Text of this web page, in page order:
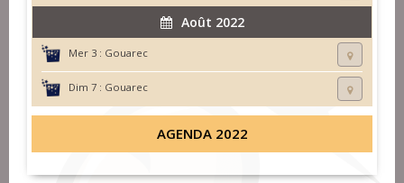
Août 2022
Mer 3 : Gouarec
Dim 7 : Gouarec
AGENDA 2022